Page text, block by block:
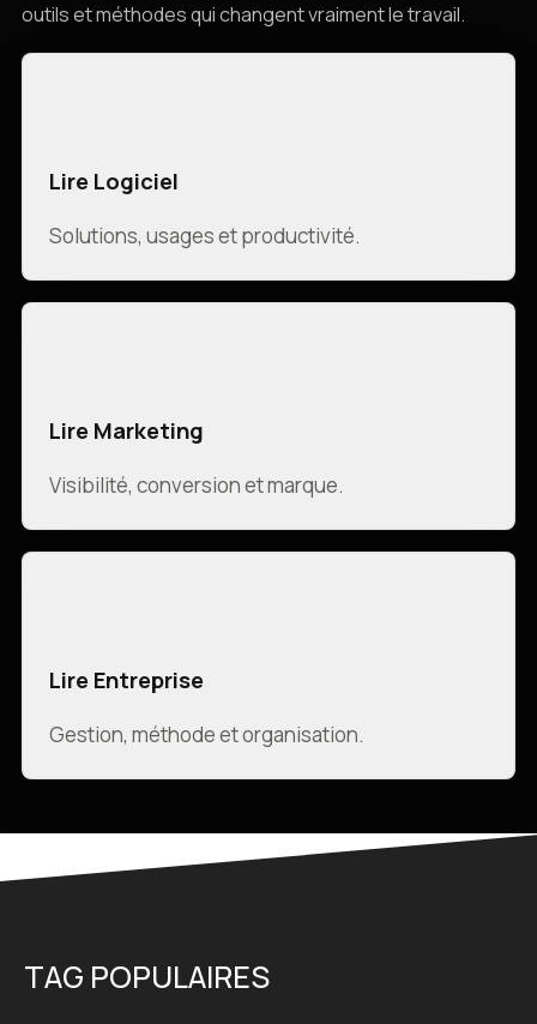
outils et méthodes qui changent vraiment le travail.
Lire Logiciel
Solutions, usages et productivité.
Lire Marketing
Visibilité, conversion et marque.
Lire Entreprise
Gestion, méthode et organisation.
TAG POPULAIRES